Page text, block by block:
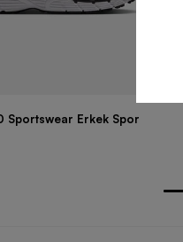
Sportswear Erkek Spor